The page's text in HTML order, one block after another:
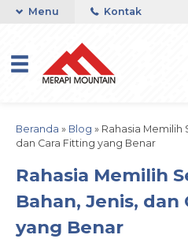
Menu Kontak
Beranda » Blog » Rahasia Memilih
dan Cara Fitting yang Benar
Rahasia Memilih
Bahan, Jenis,
yang Benar